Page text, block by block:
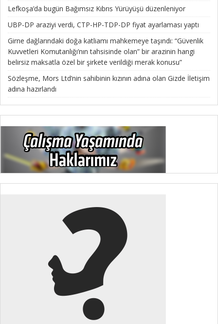
Lefkoşa’da bugün Bağımsız Kıbrıs Yürüyüşü düzenleniyor
UBP-DP araziyi verdi, CTP-HP-TDP-DP fiyat ayarlaması yaptı
Girne dağlarındaki doğa katliamı mahkemeye taşındı: “Güvenlik
Kuvvetleri Komutanlığı’nın tahsisinde olan” bir arazinin hangi
belirsiz maksatla özel bir şirkete verildiği merak konusu”
Sözleşme, Mors Ltd’nin sahibinin kızının adına olan Gizde İletişim
adına hazırlandı